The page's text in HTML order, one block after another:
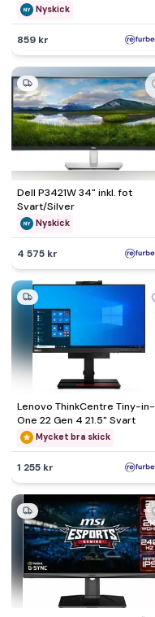
Nyskick
859 kr
Dell P3421W 34" inkl. fot
Svart/Silver
Nyskick
4 575 kr
Lenovo ThinkCentre Tiny-in-
One 22 Gen 4 21.5" Svart
Mycket bra skick
1 255 kr